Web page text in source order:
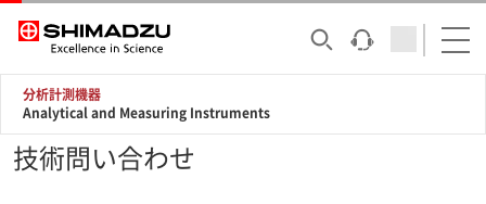
分析計測機器
Analytical and Measuring Instruments
技術問い合わせ